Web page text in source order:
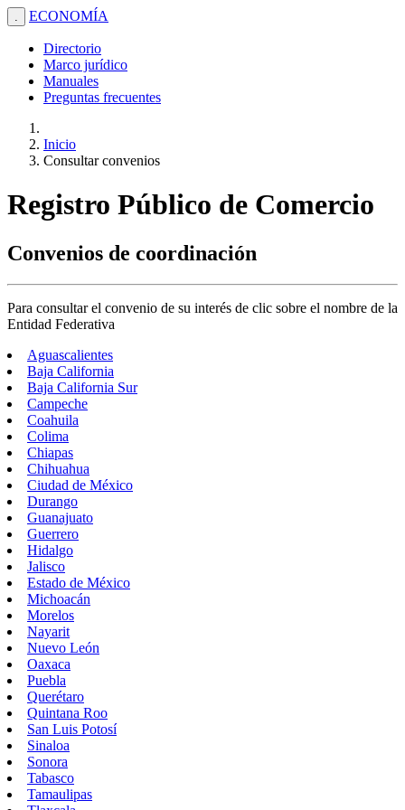
. ECONOMÍA
Directorio
Marco jurídico
Manuales
Preguntas frecuentes
Inicio
Consultar convenios
Registro Público de Comercio
Convenios de coordinación
Para consultar el convenio de su interés de clic sobre el nombre de la
Entidad Federativa
Aguascalientes
Baja California
Baja California Sur
Campeche
Coahuila
Colima
Chiapas
Chihuahua
Ciudad de México
Durango
Guanajuato
Guerrero
Hidalgo
Jalisco
Estado de México
Michoacán
Morelos
Nayarit
Nuevo León
Oaxaca
Puebla
Querétaro
Quintana Roo
San Luis Potosí
Sinaloa
Sonora
Tabasco
Tamaulipas